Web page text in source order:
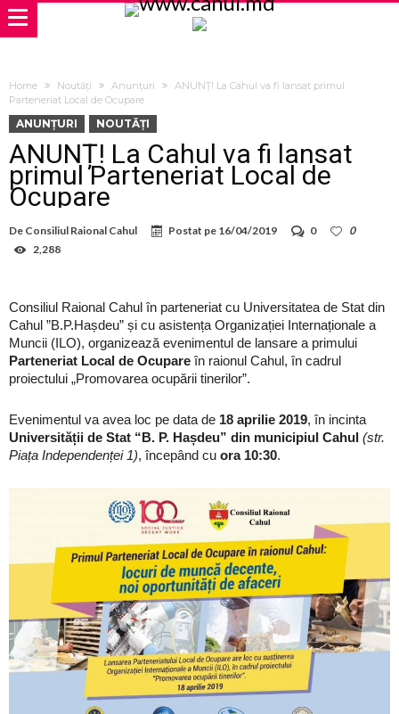
Home Noutăți Anunțuri
ANUNȚ! La Cahul va fi lansat primul
Parteneriat Local de Ocupare
ANUNȚURI NOUTĂȚI
ANUNȚ! La Cahul va fi lansat
primul Parteneriat Local de
Ocupare
De Consiliul Raional Cahul Postat pe 16/04/2019 0
0
2,288
Consiliul Raional Cahul în parteneriat cu Universitatea de Stat din
Cahul ”B.P.Hașdeu” și cu asistența Organizației Internaționale a
Muncii (ILO), organizează evenimentul de lansare a primului
Parteneriat Local de Ocupare în raionul Cahul, în cadrul
proiectului „Promovarea ocupării tinerilor”.
Evenimentul va avea loc pe data de 18 aprilie 2019, în incinta
Universității de Stat “B. P. Hașdeu” din municipiul Cahul (str.
Piața Independenței 1), începând cu ora 10:30.